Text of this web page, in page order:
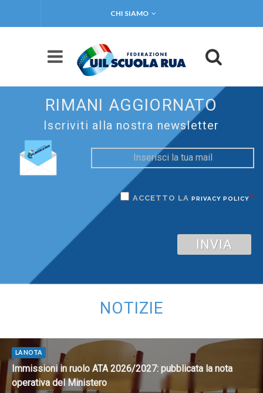
CHI SIAMO
RIMANI AGGIORNATO
Iscriviti alla nostra newsletter
ACCETTO LA PRIVACY POLICY*
INVIA
NOTIZIE
LA NOTA
Immissioni in ruolo ATA 2026/2027: pubblicata la nota
operativa del Ministero